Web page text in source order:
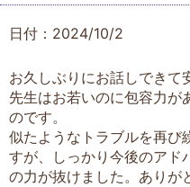
日付：2024/10/2
お久しぶりにお話しできて
先生はお若いのに包容力が
のです。
似たようなトラブルを再び
すが、しっかり今後のアド
の力が抜けました。ありが